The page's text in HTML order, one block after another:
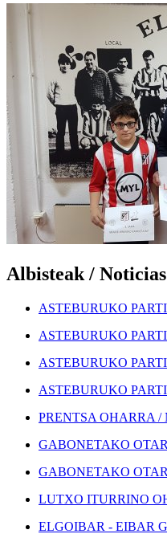
Albisteak / Noticias
ASTEBURUKO
ASTEBURUKO
ASTEBURUKO
ASTEBURUKO
PRENTSA OHARRA /
GABONETAKO
GABONETAKO
LUTXO ITURRINO
ELGOIBAR - EIBAR